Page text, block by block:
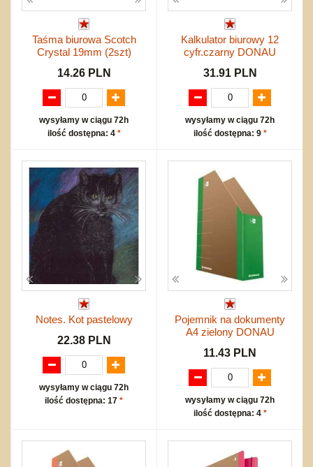
Taśma biurowa Scotch
Crystal 19mm (2szt)
14.26 PLN
wysyłamy w ciągu 72h
ilość dostępna: 4 *
Kalkulator biurowy 12
cyfr.czarny DONAU
31.91 PLN
wysyłamy w ciągu 72h
ilość dostępna: 9 *
Notes. Kot pastelowy
22.38 PLN
wysyłamy w ciągu 72h
ilość dostępna: 17 *
Pojemnik na dokumenty
A4 zielony DONAU
11.43 PLN
wysyłamy w ciągu 72h
ilość dostępna: 4 *